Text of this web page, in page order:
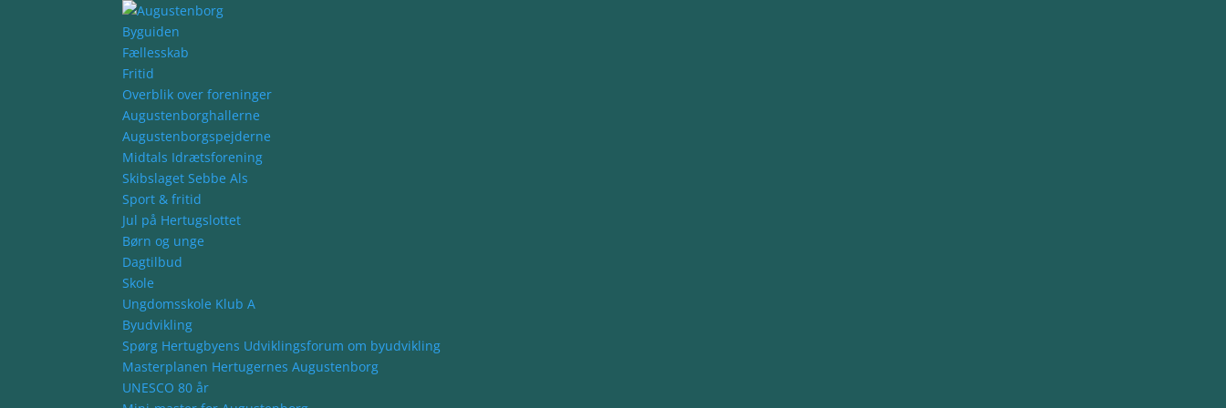
Byguiden
Fællesskab
Fritid
Overblik over foreninger
Augustenborghallerne
Augustenborgspejderne
Midtals Idrætsforening
Skibslaget Sebbe Als
Sport & fritid
Jul på Hertugslottet
Børn og unge
Dagtilbud
Skole
Ungdomsskole Klub A
Byudvikling
Spørg Hertugbyens Udviklingsforum om byudvikling
Masterplanen Hertugernes Augustenborg
UNESCO 80 år